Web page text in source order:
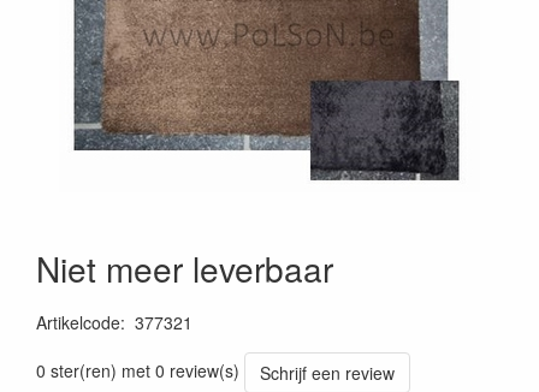
Niet meer leverbaar
Artikelcode: 377321
0 ster(ren) met 0 review(s)
Schrijf een review